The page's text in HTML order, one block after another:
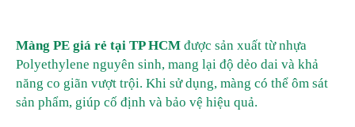
Màng PE giá rẻ tại TP HCM được sản xuất từ nhựa
Polyethylene nguyên sinh, mang lại độ dẻo dai và khả
năng co giãn vượt trội. Khi sử dụng, màng có thể ôm sát
sản phẩm, giúp cố định và bảo vệ hiệu quả.